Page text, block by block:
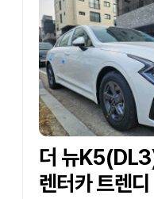
더 뉴
렌터카 트렌디